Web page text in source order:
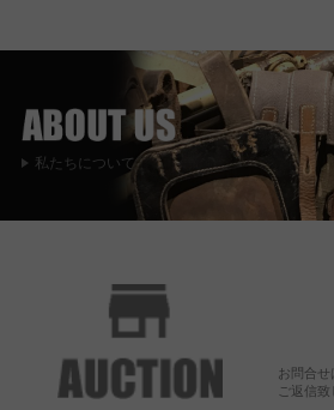
私たちについて
お問合
ご返信致